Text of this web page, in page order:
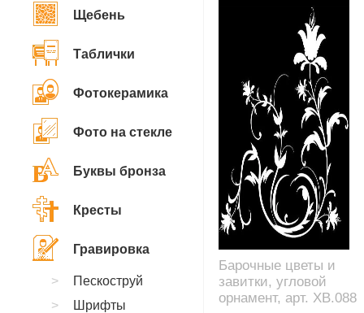
Барочные цветы и
завитки, угловой
орнамент, арт. XB.088
Щебень
Таблички
Фотокерамика
Фото на стекле
Буквы бронза
Кресты
Гравировка
Пескоструй
Шрифты